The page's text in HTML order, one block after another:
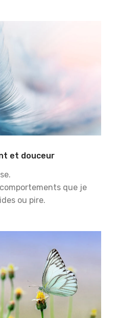
et douceur
que je
ou pire.